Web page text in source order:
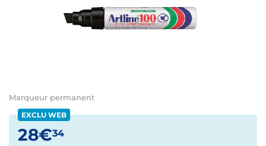
Marqueur permanent
EXCLU WEB
28€34